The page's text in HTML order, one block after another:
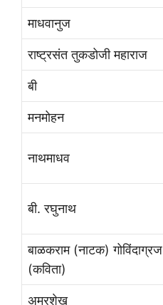
माधवानुज
राष्ट्रसंत तुकडोजी महाराज
बी
मनमोहन
नाथमाधव
बी. रघुनाथ
बाळकराम (नाटक) गोविंदाग्रज
(कविता)
अमरशेख